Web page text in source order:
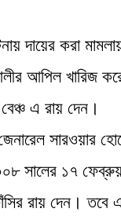
দায়ের করা
খারিজ করে
এ রায় দেন।
সারওয়ার
সালের ১৭
রায় দেন। তবে